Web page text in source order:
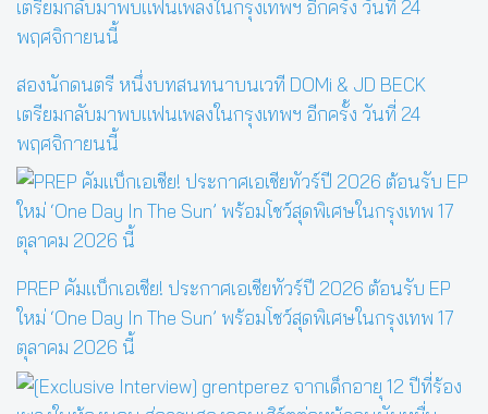
สองนักดนตรี หนึ่งบทสนทนาบนเวที DOMi & JD BECK
เตรียมกลับมาพบแฟนเพลงในกรุงเทพฯ อีกครั้ง วันที่ 24
พฤศจิกายนนี้
PREP คัมแบ็กเอเชีย! ประกาศเอเชียทัวร์ปี 2026 ต้อนรับ EP
ใหม่ ‘One Day In The Sun’ พร้อมโชว์สุดพิเศษในกรุงเทพ 17
ตุลาคม 2026 นี้